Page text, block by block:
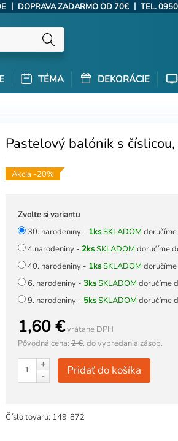
| DOPRAVA ZADARMO OD 70€ | TEL.
TÉMA DEKORÁCIE
Pastelový balónik s
Akcia -20%
Zvolte si variantu
30. narodeniny - 1ksSKLADOM
4.narodeniny - 2ksSKLADOM doručíme
40. narodeniny - 1ksSKLADOM
6. narodeniny -3ksSKLADOM doručíme
9. narodeniny - 5ksSKLADOM doručíme
1,60 €vrátane DPH
Pôvodná cena:2 €.do vypredania zásob.
+
-
Pridať do košíka
Číslo tovaru: 149 872